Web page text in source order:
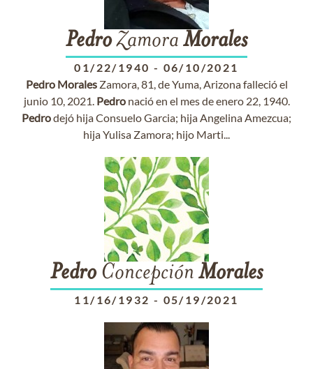
PedroZamora Morales
01/22/1940 - 06/10/2021
Pedro MoralesZamora, 81, de Yuma, Arizona falleció el
junio 10, 2021. Pedronació en el mes de enero 22, 1940.
Pedrodejó hija Consuelo Garcia; hija Angelina Amezcua;
hija Yulisa Zamora; hijo Marti...
PedroConcepción Morales
11/16/1932 - 05/19/2021